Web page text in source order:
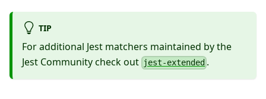
TIP
For additional Jest matchers maintained by the
Jest Community check out jest-extended .